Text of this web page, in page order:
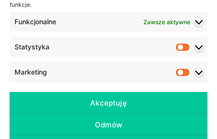
funkcje.
Funkcjonalne Zawsze aktywne
Statystyka
Marketing
Akceptuję
Odmów
Ostatnie wpisy
Czym jest ZEUG w języku niemieckim?
50 podstawowych przymiotników w języku niemieckim –
Futur I, czyli czas przyszły w języku niemieckim